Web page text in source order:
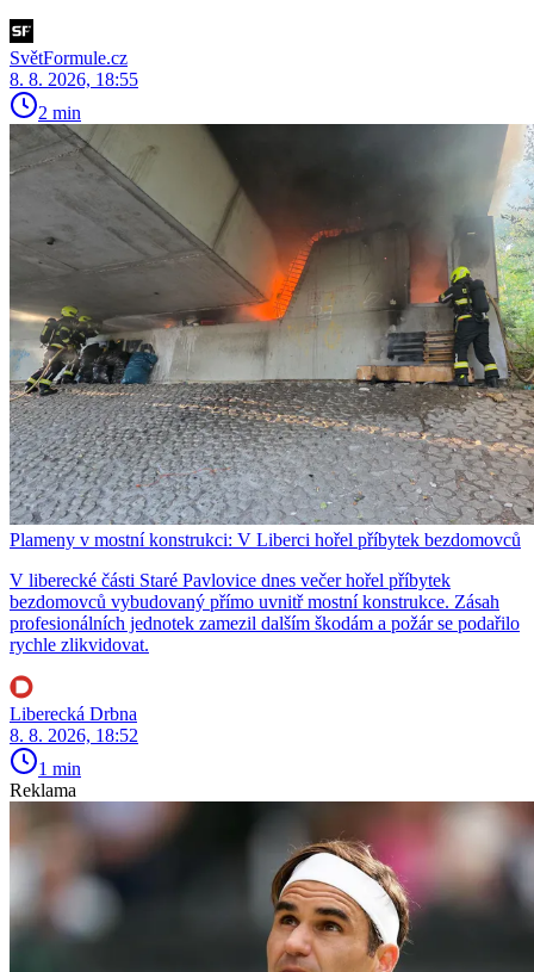
SvětFormule.cz
8. 8. 2026, 18:55
2 min
Plameny v mostní konstrukci: V Liberci hořel příbytek bezdomovců
V liberecké části Staré Pavlovice dnes večer hořel příbytek
bezdomovců vybudovaný přímo uvnitř mostní konstrukce. Zásah
profesionálních jednotek zamezil dalším škodám a požár se podařilo
rychle zlikvidovat.
Liberecká Drbna
8. 8. 2026, 18:52
1 min
Reklama